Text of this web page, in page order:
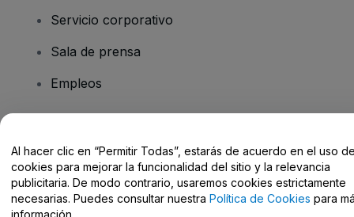
Servicio corporativo
Sala de prensa
Empleos
Centro de Ayuda / Contacto
Al hacer clic en “Permitir Todas”, estarás de acuerdo en el uso
cookies para mejorar la funcionalidad del sitio y la relevancia
publicitaria. De modo contrario, usaremos cookies estrictamente
necesarias. Puedes consultar nuestra Política de Cookies para
información.